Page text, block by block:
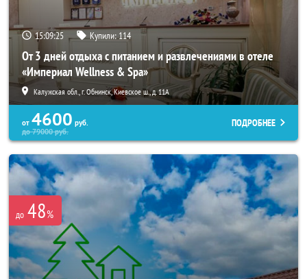
15:09:22 Купили:114
От 3 дней отдыха с питанием и развлечениями в отеле
«Империал Wellness & Spa»
Калужская обл., г. Обнинск, Киевское ш., д. 11А
от 4600 руб.
до79000руб.
ПОДРОБНЕЕ
до 48%